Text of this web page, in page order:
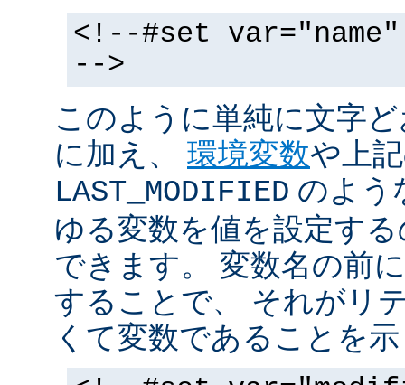
<!--#set
-->
このように単純に文字
に加え、 環境変数や上
LAST_MODIFIED のよう
ゆる変数を値を設定す
できます。 変数名の前
することで、 それがリ
くて変数であることを